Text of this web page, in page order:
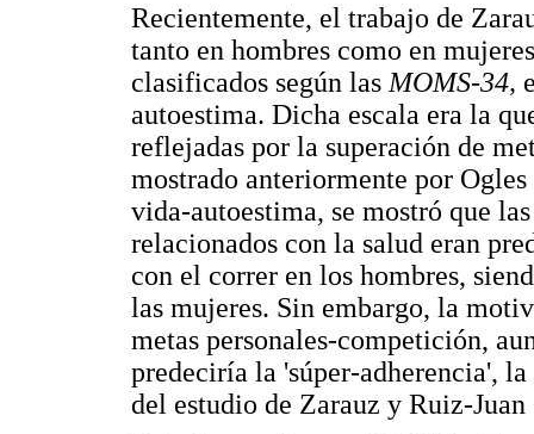
Recientemente, el trabajo de
tanto en hombres como en
clasificados según las MOMS-34,
autoestima. Dicha escala era la
reflejadas por la superación de
mostrado anteriormente por
vida-autoestima, se mostró que
relacionados con la salud eran
con el correr en los hombres,
las mujeres. Sin embargo, la
metas personales-competición,
predeciría la 'súper-adherencia',
del estudio de Zarauz y Ruiz-Juan